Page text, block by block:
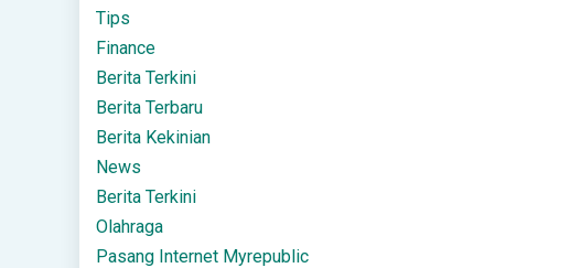
Tips
Finance
Berita Terkini
Berita Terbaru
Berita Kekinian
News
Berita Terkini
Olahraga
Pasang Internet Myrepublic